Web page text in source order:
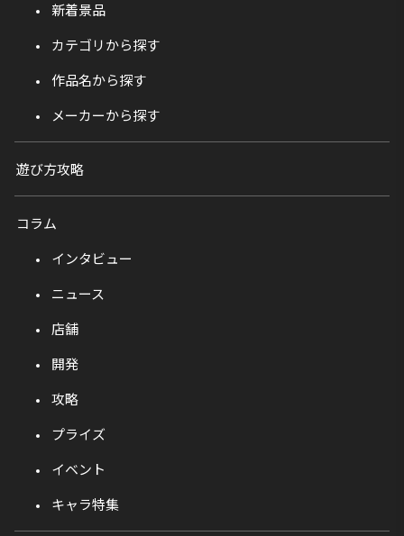
新着景品
カテゴリから探す
作品名から探す
メーカーから探す
遊び方攻略
コラム
インタビュー
ニュース
店舗
開発
攻略
プライズ
イベント
キャラ特集